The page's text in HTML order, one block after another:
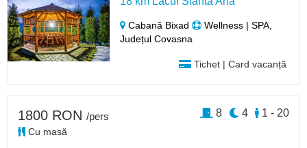
Cabană Bixad
Wellness | SPA,
Județul Covasna
Tichet | Card vacanță
1800 RON /pers
Cu masă
1 - 20
4
8